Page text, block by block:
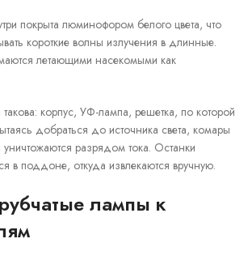
покрыта люминофором белого цвета, что
короткие волны излучения в длинные.
летающими насекомыми как
такова: корпус, УФ-лампа, решетка, по которой
добраться до источника света, комары
разрядом тока. Останки
в поддоне, откуда извлекаются вручную.
лампы к